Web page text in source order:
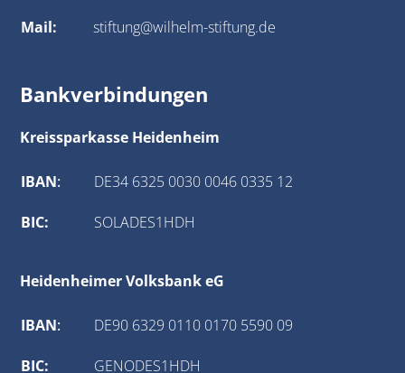
Mail:
stiftung@wilhelm-stiftung.de
Bankverbindungen
Kreissparkasse Heidenheim
IBAN: DE34 6325 0030 0046 0335 12
BIC: SOLADES1HDH
Heidenheimer Volksbank eG
IBAN: DE90 6329 0110 0170 5590 09
BIC: GENODES1HDH